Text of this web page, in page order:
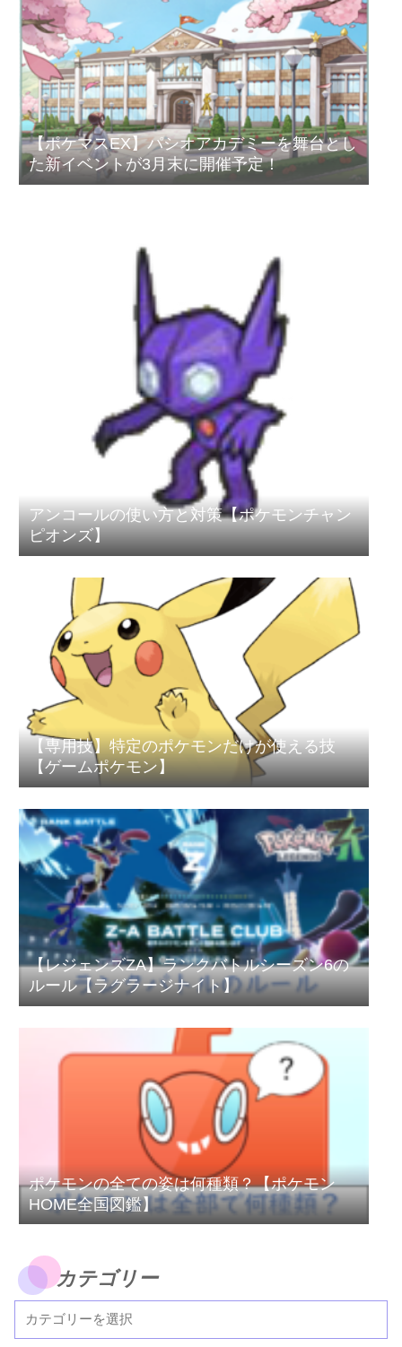
【ポケマスEX】パシオアカデミーを舞台とし
た新イベントが3月末に開催予定！
アンコールの使い方と対策【ポケモンチャン
ピオンズ】
【専用技】特定のポケモンだけが使える技
【ゲームポケモン】
【レジェンズZA】ランクバトルシーズン6の
ルール【ラグラージナイト】
ポケモンの全ての姿は何種類？【ポケモン
HOME全国図鑑】
カテゴリー